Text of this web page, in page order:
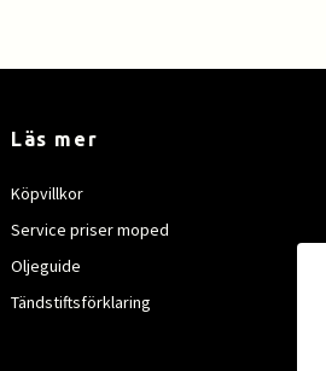
Läs mer
Köpvillkor
Service priser moped
Oljeguide
Tändstiftsförklaring